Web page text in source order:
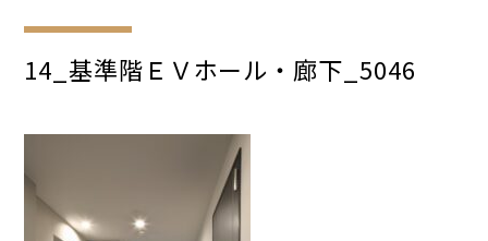
14_基準階ＥＶホール・廊下_5046